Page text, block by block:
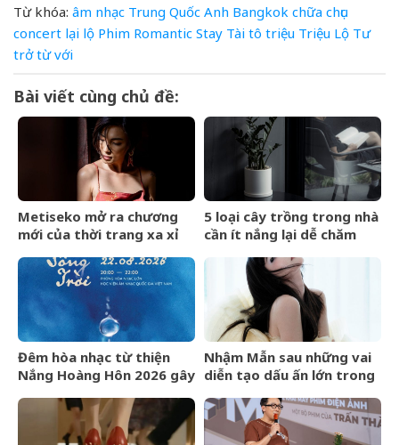
Từ khóa: âm nhạc Trung Quốc Anh Bangkok chữa chục
concert lại lộ Phim Romantic Stay Tài tô triệu Triệu Lộ Tư
trở từ với
Bài viết cùng chủ đề:
Metiseko mở ra chương
mới của thời trang xa xỉ
5 loại cây trồng trong nhà
cần ít nắng lại dễ chăm
Đêm hòa nhạc từ thiện
Nắng Hoàng Hôn 2026 gây
thận nhân tạo
Nhậm Mẫn sau những vai
diễn tạo dấu ấn lớn trong